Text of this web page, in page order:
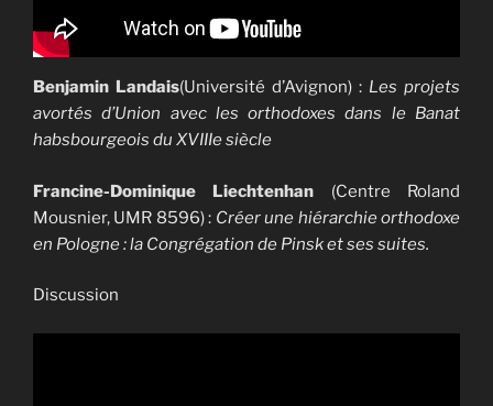
Benjamin Landais(Université d’Avignon) : Les projets
avortés d’Union avec les orthodoxes dans le Banat
habsbourgeois du XVIIIe siècle
Francine-Dominique Liechtenhan (Centre Roland
Mousnier, UMR 8596) : Créer une hiérarchie orthodoxe
en Pologne : la Congrégation de Pinsk et ses suites.
Discussion